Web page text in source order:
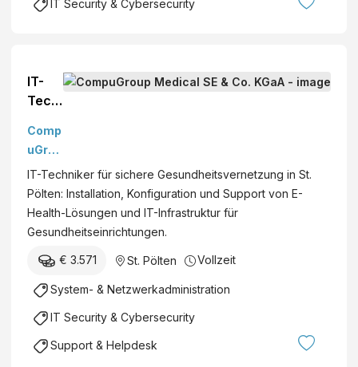
IT Security & Cybersecurity
IT-
Tech
für
siche
re
Gesu
ndhei
tsver
netzu
(m/w
/d)
Comp
uGrou
p
Medic
al SE
& Co.
IT-Techniker für sichere Gesundheitsvernetzung in St.
Pölten: Installation, Konfiguration und Support von E-
Health-Lösungen und IT-Infrastruktur für
Gesundheitseinrichtungen.
€ 3.571 St. Pölten Vollzeit
System- & Netzwerkadministration
IT Security & Cybersecurity
Support & Helpdesk